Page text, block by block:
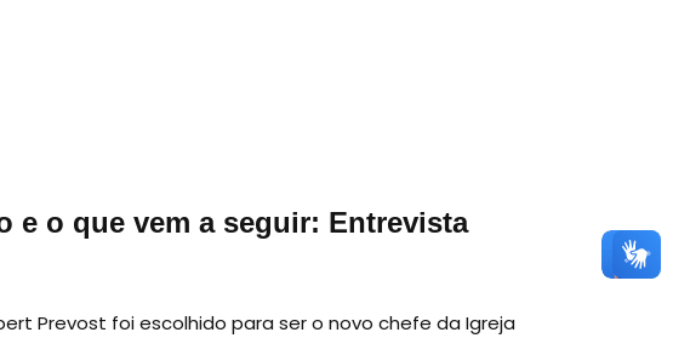
e o que vem a seguir: Entrevista
Prevost foi escolhido para ser o novo chefe da Igreja